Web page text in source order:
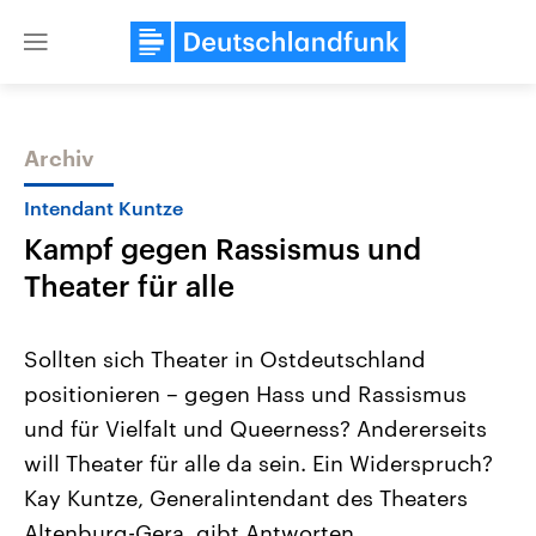
Close
Themen
Landtagswahl Sachsen-Anhalt
2026
Alle Informationen
Sachsen-Anhalt wählt am 6.
September 2026 einen neuen
Landtag. Seit 2021 wird das
Bundesland von einer Koalition aus
USA
Aktuelle Beiträge,
Hintergründe
Wirtschaftlich und
gehören die Vereinigten
den mächtigsten Ländern
mit großem Einfluss auf
Archiv
Intendant Kuntze
Kampf gegen Rassismus und
Theater für alle
Sollten sich Theater in Ostdeutschland
positionieren – gegen Hass und Rassismus
und für Vielfalt und Queerness? Andererseits
will Theater für alle da sein. Ein Widerspruch?
Kay Kuntze, Generalintendant des Theaters